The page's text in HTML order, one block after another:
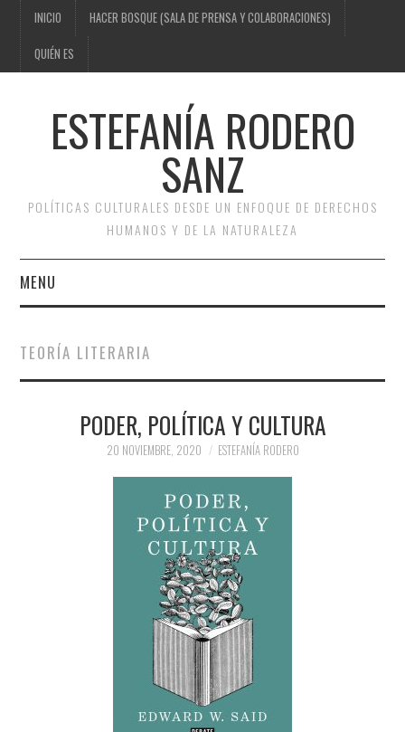
INICIO HACER BOSQUE (SALA DE PRENSA Y COLABORACIONES)
QUIÉN ES
ESTEFANÍA RODERO
SANZ
POLÍTICAS CULTURALES DESDE UN ENFOQUE DE DERECHOS
HUMANOS Y DE LA NATURALEZA
MENU
HACER BOSQUE (SALA DE
PRENSA Y
TEORÍA LITERARIA
PODER, POLÍTICA Y CULTURA
20 NOVIEMBRE, 2020 ESTEFANÍA RODERO